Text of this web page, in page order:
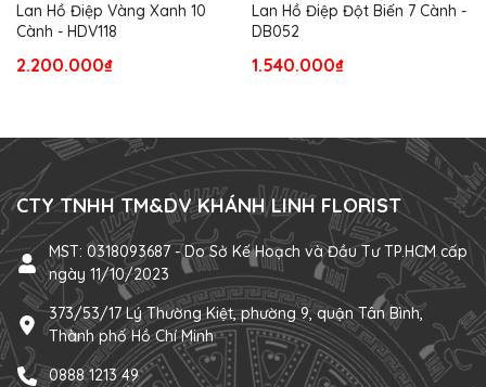
Lan Hồ Điệp Vàng Xanh 10
Cành - HDV118
2.200.000₫
Lan Hồ Điệp Đột Biến 7 Cành -
DB052
1.540.000₫
CTY TNHH TM&DV KHÁNH LINH FLORIST
MST: 0318093687 - Do Sở Kế Hoạch và Đầu Tư TP.HCM cấp
ngày 11/10/2023
373/53/17 Lý Thường Kiệt, phường 9, quận Tân Bình,
Thành phố Hồ Chí Minh
0888 1213 49